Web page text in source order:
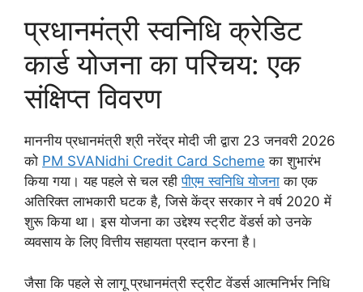
प्रधानमंत्री स्वनिधि क्रेडिट
कार्ड योजना का परिचय: एक
संक्षिप्त विवरण
माननीय प्रधानमंत्री श्री नरेंद्र मोदी जी द्वारा 23 जनवरी 2026
को PM SVANidhi Credit Card Scheme का शुभारंभ
किया गया। यह पहले से चल रहीपीएम स्वनिधि योजना का एक
अतिरिक्त लाभकारी घटक है, जिसे केंद्र सरकार ने वर्ष 2020 में
शुरू किया था। इस योजना का उद्देश्य स्ट्रीट वेंडर्स को उनके
व्यवसाय के लिए वित्तीय सहायता प्रदान करना है।
जैसा कि पहले से लागू प्रधानमंत्री स्ट्रीट वेंडर्स आत्मनिर्भर निधि